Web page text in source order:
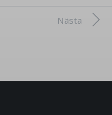
Nästa